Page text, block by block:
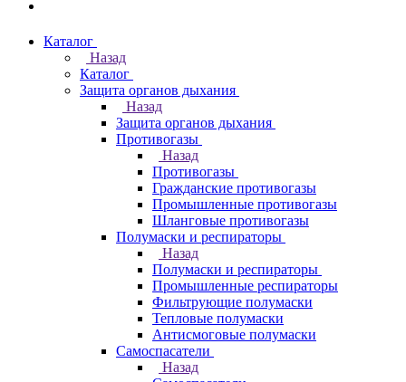
Каталог
Назад
Каталог
Защита органов дыхания
Назад
Защита органов дыхания
Противогазы
Назад
Противогазы
Гражданские противогазы
Промышленные противогазы
Шланговые противогазы
Полумаски и респираторы
Назад
Полумаски и респираторы
Промышленные респираторы
Фильтрующие полумаски
Тепловые полумаски
Антисмоговые полумаски
Самоспасатели
Назад